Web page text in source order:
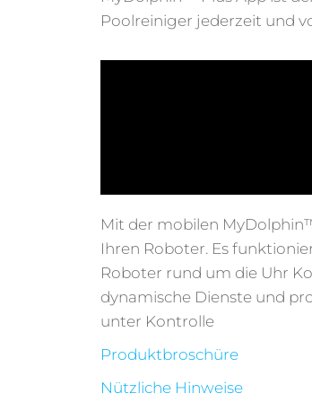
Poolreiniger jederzeit und
Mit der mobilen
Ihren Roboter. Es
Roboter rund um die Uhr
dynamische Dienste und
unter Kontrolle
Produktbroschüre
Nützliche Hinweise